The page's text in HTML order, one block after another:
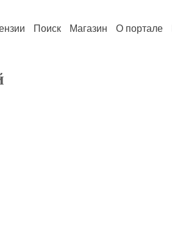
Поиск Магазин О портале